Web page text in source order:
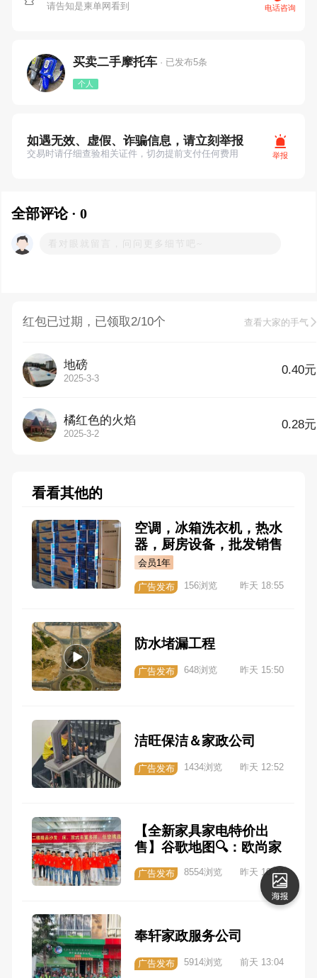
请告知是柬单网看到 电话咨询
买卖二手摩托车 · 已发布5条
个人
如遇无效、虚假、诈骗信息，请立刻举报
交易时请仔细查验相关证件，切勿提前支付任何费用 举报
全部评论 · 0
红包已过期，已领取2/10个 查看大家的手气
地磅
2025-3-3
0.40元
橘红色的火焰
2025-3-2
0.28元
看看其他的
空调，冰箱洗衣机，热水
器，厨房设备，批发销售
会员1年
广告发布 156浏览 昨天 18:55
防水堵漏工程
广告发布 648浏览 昨天 15:50
洁旺保洁＆家政公司
广告发布 1434浏览 昨天 12:52
【全新家具家电特价出
售】谷歌地图🔍：欧尚家
具（全柬境内送货上门）
广告发布 8554浏览 昨天 10:24
奉轩家政服务公司
广告发布 5914浏览 前天 13:04